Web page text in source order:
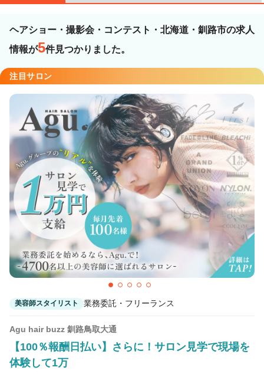
雇用形態
業務委託・フリーランス 紹介・派遣
詳細条件
ヘアショー・撮影会・コンテスト 詳細条件を変更
この条件の求人数5件
検索する
ヘアショー・撮影会・コンテスト・北海道・釧路市の求人
情報が5件見つかりました。
注目サロン
美容師スタイリスト 業務委託・フリーランス
Agu hair buzz 釧路鳥取大通
【100％報酬日払い】さらに！サロン見学で現場を
体験して1万